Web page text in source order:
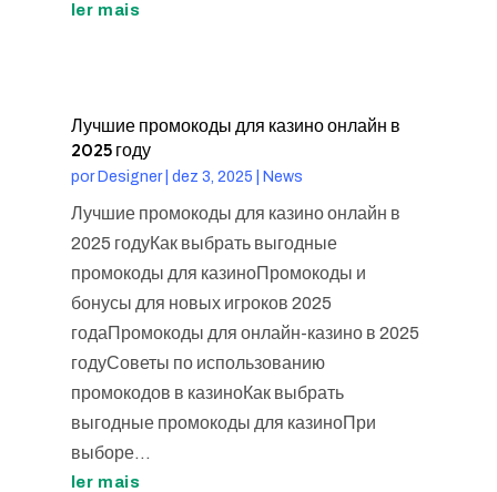
ler mais
Лучшие промокоды для казино онлайн в
2025 году
por Designer| dez 3, 2025 News
Лучшие промокоды для казино онлайн в
2025 годуКак выбрать выгодные
промокоды для казиноПромокоды и
бонусы для новых игроков 2025
годаПромокоды для онлайн-казино в 2025
годуСоветы по использованию
промокодов в казиноКак выбрать
выгодные промокоды для казиноПри
выборе...
ler mais